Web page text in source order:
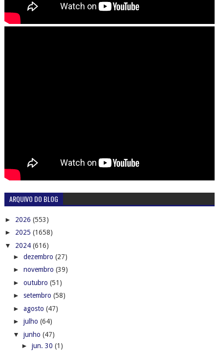
ARQUIVO DO BLOG
► 2026 (553)
► 2025 (1658)
▼ 2024 (616)
► dezembro (27)
► novembro (39)
► outubro (51)
► setembro (58)
► agosto (47)
► julho (64)
▼ junho (47)
► jun. 30 (1)